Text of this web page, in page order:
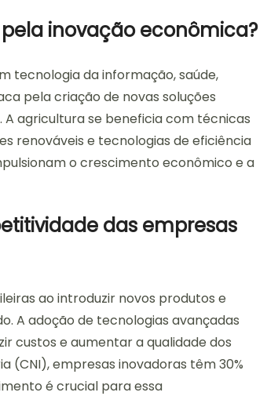
inovação econômica?
tecnologia da informação, saúde,
pela criação de novas soluções
agricultura se beneficia com técnicas
renováveis e tecnologias de eficiência
o crescimento econômico e a
das empresas
ao introduzir novos produtos e
A adoção de tecnologias avançadas
custos e aumentar a qualidade dos
(CNI), empresas inovadoras têm 30%
é crucial para essa